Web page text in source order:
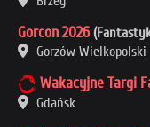
Gorcon 2026
Gorzów Wielkopolski
Wakacyjne Targi
Gdańsk